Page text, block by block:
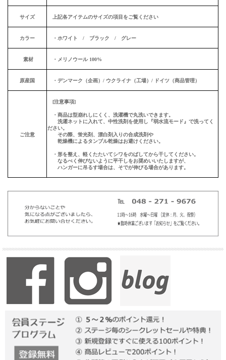
サイズ 上記各アイテムのサイズの項目をご覧ください
カラー ・ホワイト / ブラック / グレー
素材 ・メリノウール 100%
原産国 ・デンマーク（企画）/ ウクライナ（工場）/ ドイツ（商品管理）
ご注意
[注意事項]
・商品は型崩れしにくく、洗濯機で丸洗いできます。
洗濯ネットに入れて、中性洗剤を使用し『弱水流モード』で洗ってく
ださい。
その際、蛍光剤、漂白剤入りの合成洗剤や
乾燥機によるタンブル乾燥はお避けください。
・形を整え、軽くたたいてシワをのばしてから干してください。
なるべく伸びないように平干しをお奨めいいたしますが、
ハンガーに吊るす場合は、そでが伸びる場合があります。